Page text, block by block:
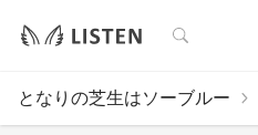
検索
となりの芝生はソーブルー